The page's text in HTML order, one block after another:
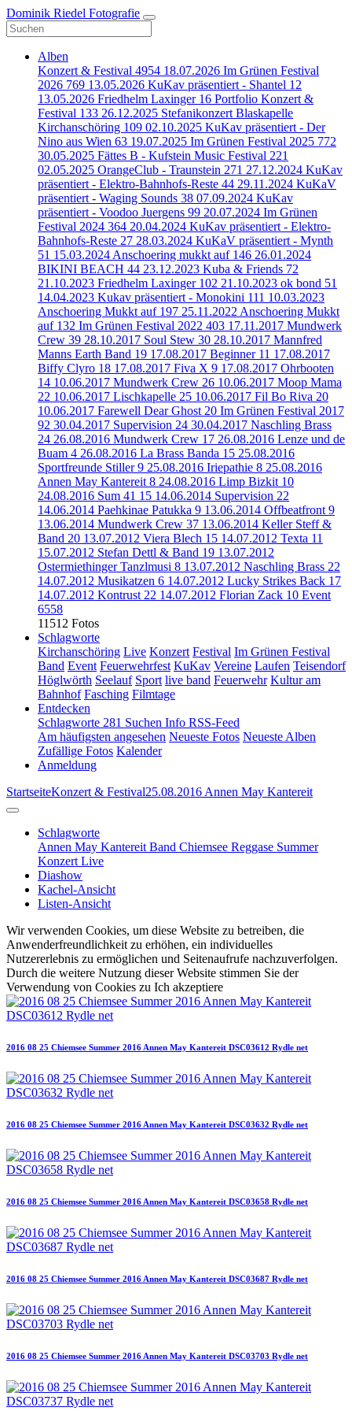
Dominik Riedel Fotografie
Alben
Konzert & Festival 4954 18.07.2026 Im Grünen Festival
2026 769 13.05.2026 KuKav präsentiert - Shantel 12
13.05.2026 Friedhelm Laxinger 16 Portfolio Konzert &
Festival 133 26.12.2025 Stefanikonzert Blaskapelle
Kirchanschöring 109 02.10.2025 KuKav präsentiert - Der
Nino aus Wien 63 19.07.2025 Im Grünen Festival 2025 772
30.05.2025 Fättes B - Kufstein Music Festival 221
02.05.2025 OrangeClub - Traunstein 271 27.12.2024 KuKav
präsentiert - Elektro-Bahnhofs-Reste 44 29.11.2024 KuKaV
präsentiert - Waging Sounds 38 07.09.2024 KuKav
präsentiert - Voodoo Juergens 99 20.07.2024 Im Grünen
Festival 2024 364 20.04.2024 KuKav präsentiert - Elektro-
Bahnhofs-Reste 27 28.03.2024 KuKaV präsentiert - Mynth
51 15.03.2024 Anschoering mukkt auf 146 26.01.2024
BIKINI BEACH 44 23.12.2023 Kuba & Friends 72
21.10.2023 Friedhelm Laxinger 102 21.10.2023 ok bond 51
14.04.2023 Kukav präsentiert - Monokini 111 10.03.2023
Anschoering Mukkt auf 197 25.11.2022 Anschoering Mukkt
auf 132 Im Grünen Festival 2022 403 17.11.2017 Mundwerk
Crew 39 28.10.2017 Soul Stew 30 28.10.2017 Mannfred
Manns Earth Band 19 17.08.2017 Beginner 11 17.08.2017
Biffy Clyro 18 17.08.2017 Fiva X 9 17.08.2017 Ohrbooten
14 10.06.2017 Mundwerk Crew 26 10.06.2017 Moop Mama
22 10.06.2017 Lischkapelle 25 10.06.2017 Fil Bo Riva 20
10.06.2017 Farewell Dear Ghost 20 Im Grünen Festival 2017
92 30.04.2017 Supervision 24 30.04.2017 Naschling Brass
24 26.08.2016 Mundwerk Crew 17 26.08.2016 Lenze und de
Buam 4 26.08.2016 La Brass Banda 15 25.08.2016
Sportfreunde Stiller9 25.08.2016 Iriepathie 8 25.08.2016
Annen May Kantereit 8 24.08.2016 Limp Bizkit 10
24.08.2016 Sum 41 15 14.06.2014 Supervision 22
14.06.2014 Paehkinae Patukka 9 13.06.2014 Offbeatfront 9
13.06.2014 Mundwerk Crew 37 13.06.2014 Keller Steff &
Band 20 13.07.2012 Viera Blech 15 14.07.2012 Texta 11
15.07.2012 Stefan Dettl & Band 19 13.07.2012
Ostermiethinger Tanzlmusi 8 13.07.2012 Naschling Brass 22
14.07.2012 Musikatzen 6 14.07.2012 Lucky Strikes Back 17
14.07.2012 Kontrust 22 14.07.2012 Florian Zack 10 Event
6558
11512 Fotos
Schlagworte
Kirchanschöring Live Konzert Festival Im Grünen Festival
Band Event Feuerwehrfest KuKav Vereine Laufen Teisendorf
Höglwörth Seelauf Sport live band Feuerwehr Kultur am
Bahnhof Fasching Filmtage
Entdecken
Schlagworte 281 Suchen Info RSS-Feed
Am häufigsten angesehen Neueste Fotos Neueste Alben
Zufällige Fotos Kalender
Anmeldung
StartseiteKonzert & Festival25.08.2016 Annen May Kantereit
Schlagworte
Annen May Kantereit Band Chiemsee Reggase Summer
Konzert Live
Diashow
Kachel-Ansicht
Listen-Ansicht
Wir verwenden Cookies, um diese Website zu betreiben, die
Anwenderfreundlichkeit zu erhöhen, ein individuelles
Nutzererlebnis zu ermöglichen und Seitenaufrufe nachzuverfolgen.
Durch die weitere Nutzung dieser Website stimmen Sie der
Verwendung von Cookies zu Ich akzeptiere
2016 08 25 Chiemsee Summer 2016 Annen May Kantereit DSC03612 Rydle net
2016 08 25 Chiemsee Summer 2016 Annen May Kantereit DSC03632 Rydle net
2016 08 25 Chiemsee Summer 2016 Annen May Kantereit DSC03658 Rydle net
2016 08 25 Chiemsee Summer 2016 Annen May Kantereit DSC03687 Rydle net
2016 08 25 Chiemsee Summer 2016 Annen May Kantereit DSC03703 Rydle net